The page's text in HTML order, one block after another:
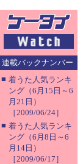
連載バックナンバー
■ 着うた人気ランキ
ング（6月15日～6
月21日）
［2009/06/24］
■ 着うた人気ランキ
ング（6月8日～6
月14日）
［2009/06/17］